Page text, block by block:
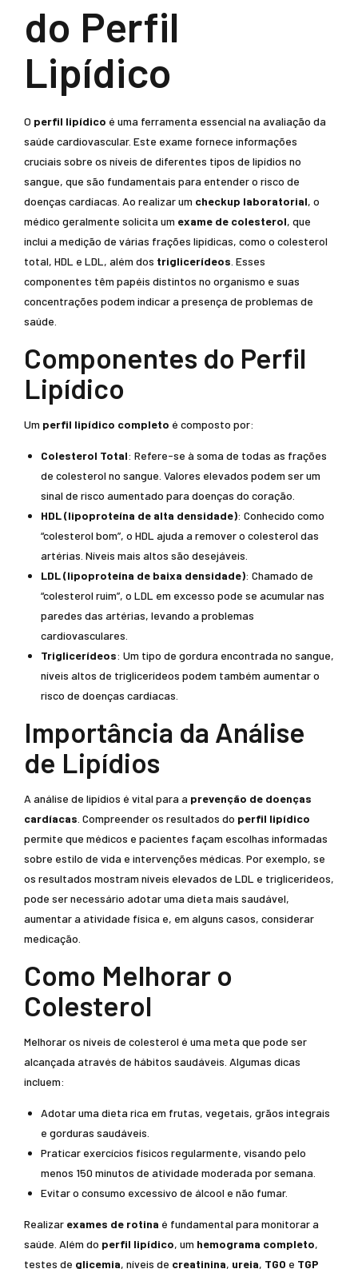
do Perfil
Lipídico
O perfil lipídico é uma ferramenta essencial na avaliação da
saúde cardiovascular. Este exame fornece informações
cruciais sobre os níveis de diferentes tipos de lipídios no
sangue, que são fundamentais para entender o risco de
doenças cardíacas. Ao realizar um checkup laboratorial, o
médico geralmente solicita um exame de colesterol, que
inclui a medição de várias frações lipídicas, como o colesterol
total, HDL e LDL, além dos triglicerídeos . Esses
componentes têm papéis distintos no organismo e suas
concentrações podem indicar a presença de problemas de
saúde.
Componentes do Perfil
Lipídico
Um perfil lipídico completo é composto por:
Colesterol Total: Refere-se à soma de todas as frações
de colesterol no sangue. Valores elevados podem ser um
sinal de risco aumentado para doenças do coração.
HDL (lipoproteína de alta densidade): Conhecido como
“colesterol bom”, o HDL ajuda a remover o colesterol das
artérias. Níveis mais altos são desejáveis.
LDL (lipoproteína de baixa densidade): Chamado de
“colesterol ruim”, o LDL em excesso pode se acumular nas
paredes das artérias, levando a problemas
cardiovasculares.
Triglicerídeos: Um tipo de gordura encontrada no sangue,
níveis altos de triglicerídeos podem também aumentar o
risco de doenças cardíacas.
Importância da Análise
de Lipídios
A análise de lipídios é vital para a prevenção de doenças
cardíacas . Compreender os resultados do perfil lipídico
permite que médicos e pacientes façam escolhas informadas
sobre estilo de vida e intervenções médicas. Por exemplo, se
os resultados mostram níveis elevados de LDL e triglicerídeos,
pode ser necessário adotar uma dieta mais saudável,
aumentar a atividade física e, em alguns casos, considerar
medicação.
Como Melhorar o
Colesterol
Melhorar os níveis de colesterol é uma meta que pode ser
alcançada através de hábitos saudáveis. Algumas dicas
incluem:
Adotar uma dieta rica em frutas, vegetais, grãos integrais
e gorduras saudáveis.
Praticar exercícios físicos regularmente, visando pelo
menos 150 minutos de atividade moderada por semana.
Evitar o consumo excessivo de álcool e não fumar.
Realizar exames de rotina é fundamental para monitorar a
saúde. Além do perfil lipídico, um hemograma completo,
testes de glicemia, níveis de creatinina, ureia, TGO e TGP